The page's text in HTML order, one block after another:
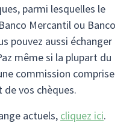
parmi lesquelles le
Mercantil ou Banco
pouvez aussi échanger
même si la plupart du
commission comprise
vos chèques.
actuels, cliquez ici.